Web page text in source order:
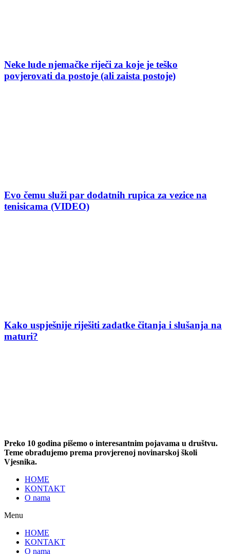
Neke lude njemačke riječi za koje je teško
povjerovati da postoje (ali zaista postoje)
Evo čemu služi par dodatnih rupica za vezice na
tenisicama (VIDEO)
Kako uspješnije riješiti zadatke čitanja i slušanja na
maturi?
Preko 10 godina pišemo o interesantnim pojavama u društvu.
Teme obrađujemo prema provjerenoj novinarskoj školi
Vjesnika.
HOME
KONTAKT
O nama
Menu
HOME
KONTAKT
O nama